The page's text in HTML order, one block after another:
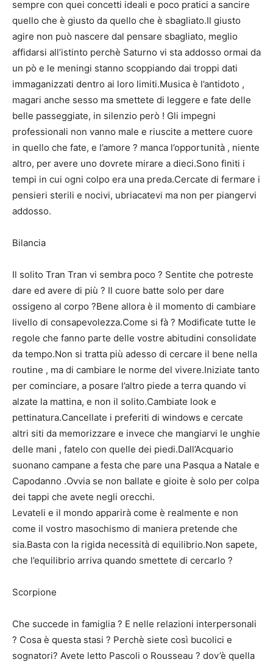
sempre con quei concetti ideali e poco pratici a sancire
quello che è giusto da quello che è sbagliato.Il giusto
agire non può nascere dal pensare sbagliato, meglio
affidarsi all’istinto perchè Saturno vi sta addosso ormai da
un pò e le meningi stanno scoppiando dai troppi dati
immaganizzati dentro ai loro limiti.Musica è l’antidoto ,
magari anche sesso ma smettete di leggere e fate delle
belle passeggiate, in silenzio però ! Gli impegni
professionali non vanno male e riuscite a mettere cuore
in quello che fate, e l’amore ? manca l’opportunità , niente
altro, per avere uno dovrete mirare a dieci.Sono finiti i
tempi in cui ogni colpo era una preda.Cercate di fermare i
pensieri sterili e nocivi, ubriacatevi ma non per piangervi
addosso.
Bilancia
Il solito Tran Tran vi sembra poco ? Sentite che potreste
dare ed avere di più ? Il cuore batte solo per dare
ossigeno al corpo ?Bene allora è il momento di cambiare
livello di consapevolezza.Come si fà ? Modificate tutte le
regole che fanno parte delle vostre abitudini consolidate
da tempo.Non si tratta più adesso di cercare il bene nella
routine , ma di cambiare le norme del vivere.Iniziate tanto
per cominciare, a posare l’altro piede a terra quando vi
alzate la mattina, e non il solito.Cambiate look e
pettinatura.Cancellate i preferiti di windows e cercate
altri siti da memorizzare e invece che mangiarvi le unghie
delle mani , fatelo con quelle dei piedi.Dall’Acquario
suonano campane a festa che pare una Pasqua a Natale e
Capodanno .Ovvia se non ballate e gioite è solo per colpa
dei tappi che avete negli orecchi.
Levateli e il mondo apparirà come è realmente e non
come il vostro masochismo di maniera pretende che
sia.Basta con la rigida necessità di equilibrio.Non sapete,
che l’equilibrio arriva quando smettete di cercarlo ?
Scorpione
Che succede in famiglia ? E nelle relazioni interpersonali
? Cosa è questa stasi ? Perchè siete così bucolici e
sognatori? Avete letto Pascoli o Rousseau ? dov’è quella